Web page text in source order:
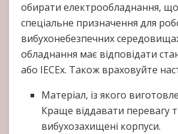
обирати електрообладнання,
спеціальне призначення для
вибухонебезпечних
обладнання має відповідати
або IECEx. Також враховуйте
Матеріал, із якого
Краще віддавати
вибухозахищені корпуси.